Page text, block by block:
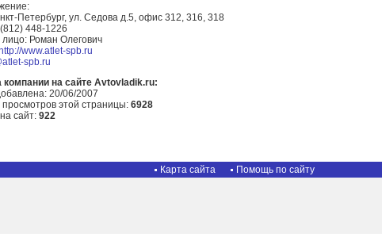
Петербург, ул. Седова д.5, офис 312, 316, 318
448-1226
лицо: Роман Олегович
http://www.atlet-spb.ru
spb.ru
компании на сайте Avtovladik.ru:
20/06/2007
просмотров этой страницы: 6928
сайт: 922
Карта сайта Помощь по сайту